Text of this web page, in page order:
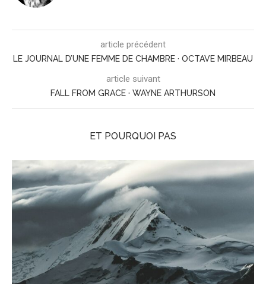
article précédent
LE JOURNAL D’UNE FEMME DE CHAMBRE · OCTAVE MIRBEAU
article suivant
FALL FROM GRACE · WAYNE ARTHURSON
ET POURQUOI PAS